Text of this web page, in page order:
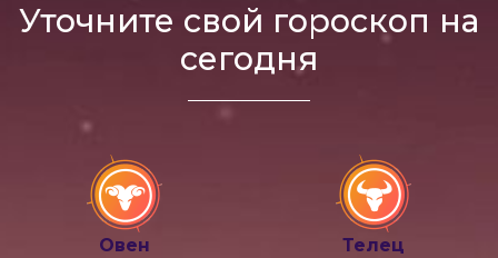
Уточните свой гороскоп на
сегодня
Овен Телец